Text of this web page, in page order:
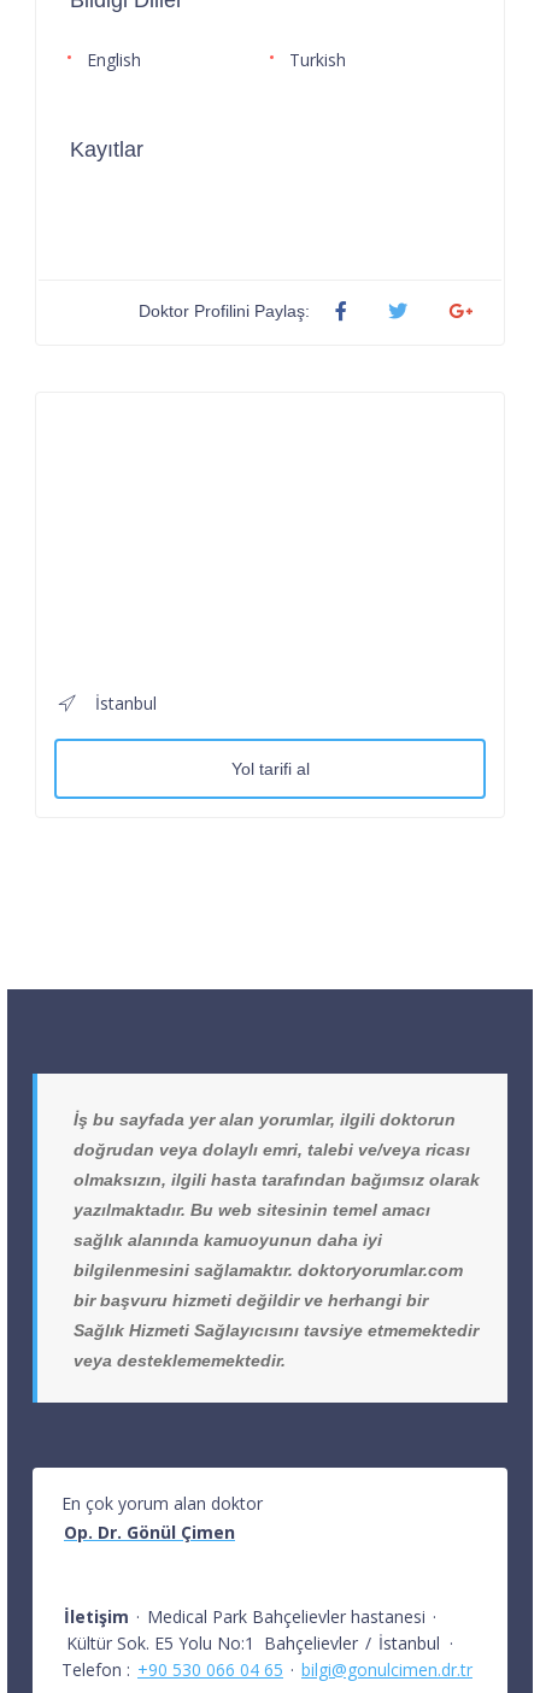
English Turkish
Kayıtlar
Doktor Profilini Paylaş:
İstanbul
Yol tarifi al
İş bu sayfada yer alan yorumlar, ilgili doktorun
doğrudan veya dolaylı emri, talebi ve/veya ricası
olmaksızın, ilgili hasta tarafından bağımsız olarak
yazılmaktadır. Bu web sitesinin temel amacı
sağlık alanında kamuoyunun daha iyi
bilgilenmesini sağlamaktır. doktoryorumlar.com
bir başvuru hizmeti değildir ve herhangi bir
Sağlık Hizmeti Sağlayıcısını tavsiye etmemektedir
veya desteklememektedir.
En çok yorum alan doktor
Op. Dr. Gönül Çimen
İletişim · Medical Park Bahçelievler hastanesi ·
Kültür Sok. E5 Yolu No:1
Bahçelievler / İstanbul ·
Telefon : +90 530 066 04 65 · bilgi@gonulcimen.dr.tr